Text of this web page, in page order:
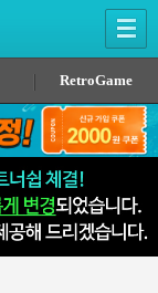
RetroGame